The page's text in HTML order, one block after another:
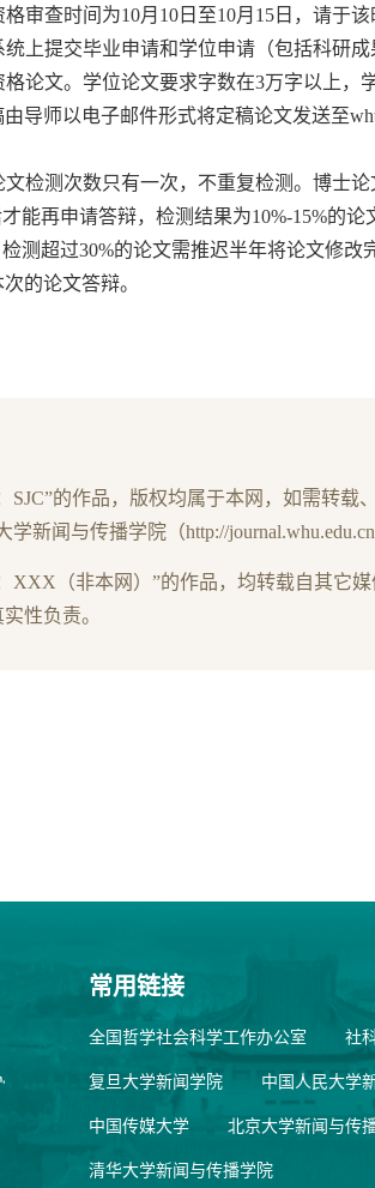
审查时间为10月10日至10月15日，请于
上提交毕业申请和学位申请（包括科研
论文。学位论文要求字数在3万字以上，
导师以电子邮件形式将定稿论文发送至
检测次数只有一次，不重复检测。博士论
能再申请答辩，检测结果为10%-15%的
测超过30%的论文需推迟半年将论文修改
的论文答辩。
的作品，版权均属于本网，如需转载
新闻与传播学院（http://journal.whu.edu.cn
（非本网）”的作品，均转载自其它
性负责。
常用链接
全国哲学社会科学工作办公室 社
复旦大学新闻学院 中国人民大学
中国传媒大学 北京大学新闻与传
清华大学新闻与传播学院